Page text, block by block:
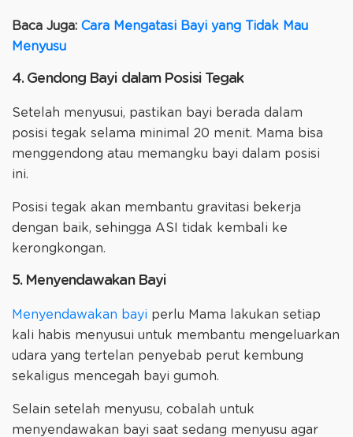
Baca Juga: Cara Mengatasi Bayi yang Tidak Mau
Menyusu
4. Gendong Bayi dalam Posisi Tegak
Setelah menyusui, pastikan bayi berada dalam
posisi tegak selama minimal 20 menit. Mama bisa
menggendong atau memangku bayi dalam posisi
ini.
Posisi tegak akan membantu gravitasi bekerja
dengan baik, sehingga ASI tidak kembali ke
kerongkongan.
5. Menyendawakan Bayi
Menyendawakan bayi perlu Mama lakukan setiap
kali habis menyusui untuk membantu mengeluarkan
udara yang tertelan penyebab perut kembung
sekaligus mencegah bayi gumoh.
Selain setelah menyusu, cobalah untuk
menyendawakan bayi saat sedang menyusu agar